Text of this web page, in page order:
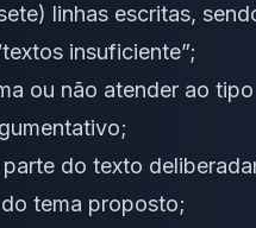
linhas escritas,
insuficiente”;
ou não atender ao tipo
do texto
tema proposto;